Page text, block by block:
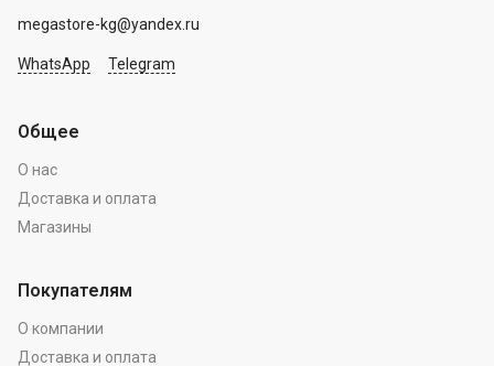
megastore-kg@yandex.ru
WhatsApp Telegram
Общее
О нас
Доставка и оплата
Магазины
Покупателям
О компании
Доставка и оплата